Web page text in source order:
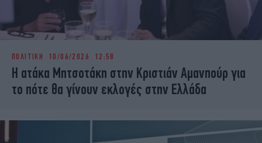
ΠΟΛΙΤΙΚΗ 10/06/2026 12:58
Η ατάκα Μητσοτάκη στην Κριστιάν Αμανπούρ για
το πότε θα γίνουν εκλογές στην Ελλάδα